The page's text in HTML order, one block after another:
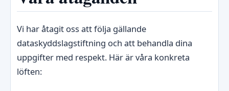
Vi har åtagit oss att följa gällande
dataskyddslagstiftning och att behandla dina
uppgifter med respekt. Här är våra konkreta
löften: